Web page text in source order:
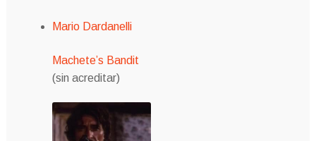
Mario Dardanelli
Machete’s Bandit
(sin acreditar)